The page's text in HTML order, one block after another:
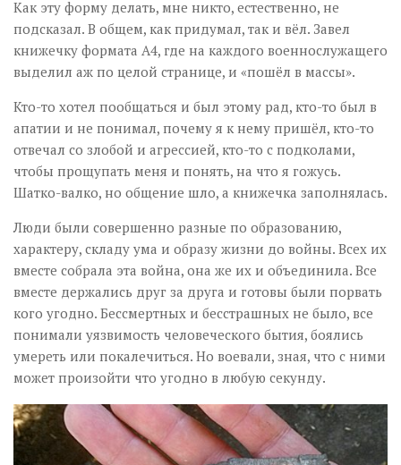
Как эту форму делать, мне никто, естественно, не
подсказал. В общем, как придумал, так и вёл. Завел
книжечку формата А4, где на каждого военнослужащего
выделил аж по целой странице, и «пошёл в массы».
Кто-то хотел пообщаться и был этому рад, кто-то был в
апатии и не понимал, почему я к нему пришёл, кто-то
отвечал со злобой и агрессией, кто-то с подколами,
чтобы прощупать меня и понять, на что я гожусь.
Шатко-валко, но общение шло, а книжечка заполнялась.
Люди были совершенно разные по образованию,
характеру, складу ума и образу жизни до войны. Всех их
вместе собрала эта война, она же их и объединила. Все
вместе держались друг за друга и готовы были порвать
кого угодно. Бессмертных и бесстрашных не было, все
понимали уязвимость человеческого бытия, боялись
умереть или покалечиться. Но воевали, зная, что с ними
может произойти что угодно в любую секунду.